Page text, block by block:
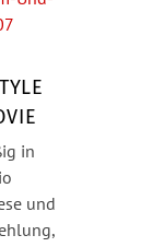
in
und